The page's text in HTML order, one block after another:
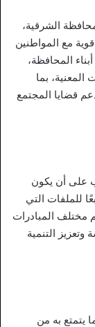
الشرقية،
مع المواطنين
المحافظة،
بما
قضايا المجتمع
على أن يكون
للملفات التي
مختلف المبادرات
التنمية
يتمتع به من